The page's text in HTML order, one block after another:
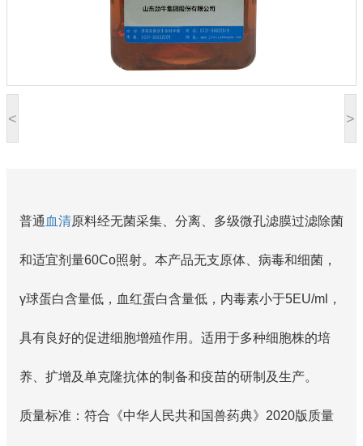
< >
普通 血清原料经无菌采集、分离、多级微孔滤膜过滤除菌
和适宜剂量60Co照射。本产品无支原体、病毒和细菌，
γ球蛋白含量低，血红蛋白含量低，内毒素小于5EU/ml，
具有良好的促进细胞增殖作用。适用于多种细胞株的培
养、扩增及单克隆抗体的制备和疫苗的研制及生产。
质量标准：符合《中华人民共和国兽药典》2020版质量